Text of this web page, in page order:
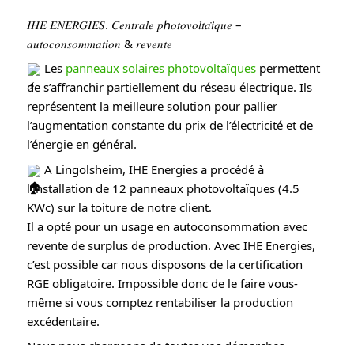
𝐼𝐻𝐸 𝐸𝑁𝐸𝑅𝐺𝐼𝐸𝑆. 𝐶𝑒𝑛𝑡𝑟𝑎𝑙𝑒 𝑝ℎ𝑜𝑡𝑜𝑣𝑜𝑙𝑡𝑎𝑖̈𝑞𝑢𝑒 –
𝑎𝑢𝑡𝑜𝑐𝑜𝑛𝑠𝑜𝑚𝑚𝑎𝑡𝑖𝑜𝑛 & 𝑟𝑒𝑣𝑒𝑛𝑡𝑒
Les panneaux solaires photovoltaïques permettent
de s’affranchir partiellement du réseau électrique. Ils
représentent la meilleure solution pour pallier
l’augmentation constante du prix de l’électricité et de
l’énergie en général.
A Lingolsheim, IHE Energies a procédé à
l’installation de 12 panneaux photovoltaïques (4.5
KWc) sur la toiture de notre client.
Il a opté pour un usage en autoconsommation avec
revente de surplus de production. Avec IHE Energies,
c’est possible car nous disposons de la certification
RGE obligatoire. Impossible donc de le faire vous-
même si vous comptez rentabiliser la production
excédentaire.